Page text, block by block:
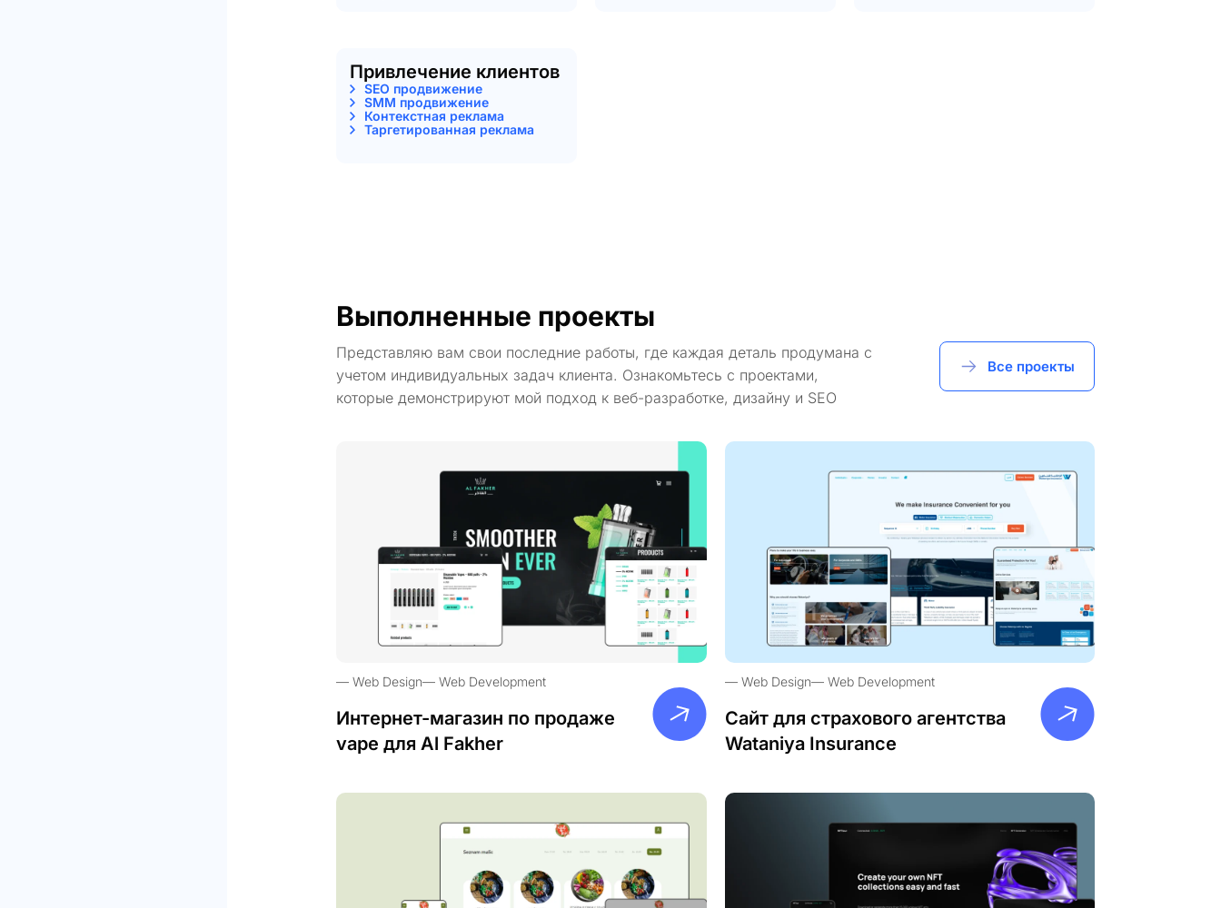
Привлечение клиентов
SEO продвижение
SMM продвижение
Контекстная реклама
Таргетированная реклама
Выполненные проекты
Представляю вам свои последние работы, где каждая деталь продумана с
учетом индивидуальных задач клиента. Ознакомьтесь с проектами,
которые демонстрируют мой подход к веб-разработке, дизайну и SEO
Все проекты
Web Design Web Development
Интернет-магазин по продаже
vape для Al Fakher
Web Design Web Development
Сайт для страхового агентства
Wataniya Insurance